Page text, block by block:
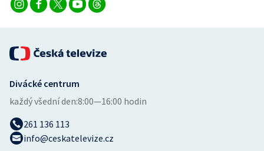
Divácké centrum
každý všední den:8:00—16:00 hodin
261 136 113
info@ceskatelevize.cz